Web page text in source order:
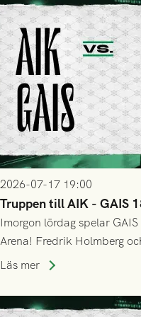
2026-07-17 19:00
Truppen till AIK - GAIS
Imorgon lördag spelar
Arena! Fredrik Holmberg
trupp till matchen:
Läs mer